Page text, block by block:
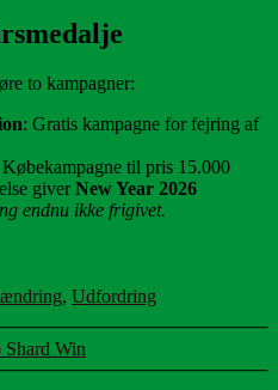
to kampagner:
: Gratis kampagne for fejring af
Købekampagne til pris 15.000
giverNew Year 2026
endnu ikke frigivet.
, Udfordring
Shard Win